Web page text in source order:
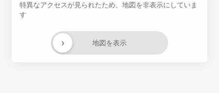
特異なアクセスが見られたため、地図を非表示にしていま
す
地図を表示
›